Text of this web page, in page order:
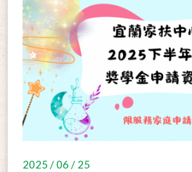
2025 / 06 / 25